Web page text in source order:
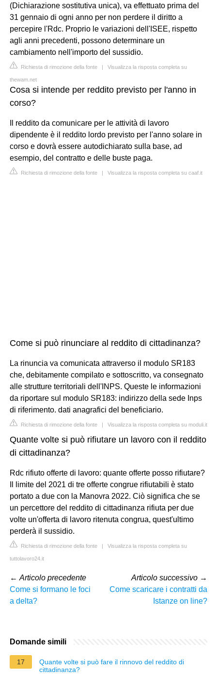
(Dichiarazione sostitutiva unica), va effettuato prima del
31 gennaio di ogni anno per non perdere il diritto a
percepire l'Rdc. Proprio le variazioni dell'ISEE, rispetto
agli anni precedenti, possono determinare un
cambiamento nell'importo del sussidio.
Richiesta di rimozione della fonte | Visualizza la risposta completa su
thewam.net
Cosa si intende per reddito previsto per l'anno in
corso?
Il reddito da comunicare per le attività di lavoro
dipendente è il reddito lordo previsto per l'anno solare in
corso e dovrà essere autodichiarato sulla base, ad
esempio, del contratto e delle buste paga.
Richiesta di rimozione della fonte | Visualizza la risposta completa su caaf.it
Come si può rinunciare al reddito di cittadinanza?
La rinuncia va comunicata attraverso il modulo SR183
che, debitamente compilato e sottoscritto, va consegnato
alle strutture territoriali dell'INPS. Queste le informazioni
da riportare sul modulo SR183: indirizzo della sede Inps
di riferimento. dati anagrafici del beneficiario.
Richiesta di rimozione della fonte | Visualizza la risposta completa su moduli.it
Quante volte si può rifiutare un lavoro con il reddito
di cittadinanza?
Rdc rifiuto offerte di lavoro: quante offerte posso rifiutare?
Il limite del 2021 di tre offerte congrue rifiutabili è stato
portato a due con la Manovra 2022. Ciò significa che se
un percettore del reddito di cittadinanza rifiuta per due
volte un'offerta di lavoro ritenuta congrua, quest'ultimo
perderà il sussidio.
Richiesta di rimozione della fonte | Visualizza la risposta completa su
tuttolavoro24.it
← Articolo precedente
Come si formano le foci
a delta?
Articolo successivo →
Come scaricare i contratti da
Istanze on line?
Domande simili
17
Quante volte si può fare il rinnovo del reddito di
cittadinanza?